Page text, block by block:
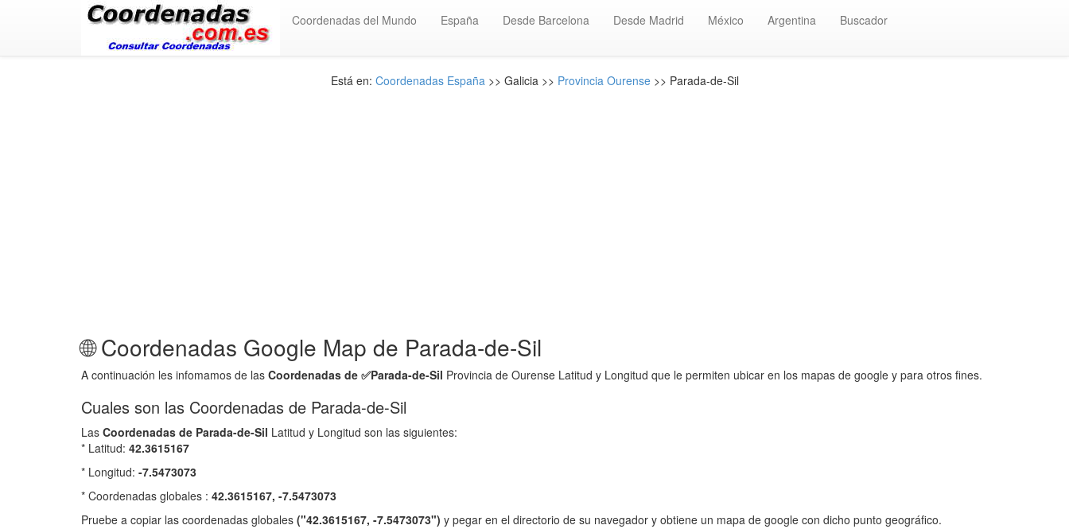
Coordenadas del Mundo España Desde Barcelona Desde Madrid México Argentina Buscador
Está en: Coordenadas España>> Galicia >> Provincia Ourense>> Parada-de-Sil
🌐 Coordenadas Google Map de Parada-de-Sil
A continuación les infomamos de las Coordenadas de ✅Parada-de-Sil Provincia de Ourense Latitud y Longitud que le permiten ubicar en los mapas de google y para otros fines.
Cuales son las Coordenadas de Parada-de-Sil
Las Coordenadas de Parada-de-Sil Latitud y Longitud son las siguientes:
* Latitud: 42.3615167
* Longitud: -7.5473073
* Coordenadas globales : 42.3615167, -7.5473073
Pruebe a copiar las coordenadas globales ("42.3615167, -7.5473073") y pegar en el directorio de su navegador y obtiene un mapa de google con dicho punto geográfico.